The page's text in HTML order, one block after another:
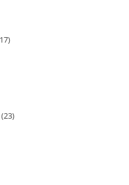
(23)